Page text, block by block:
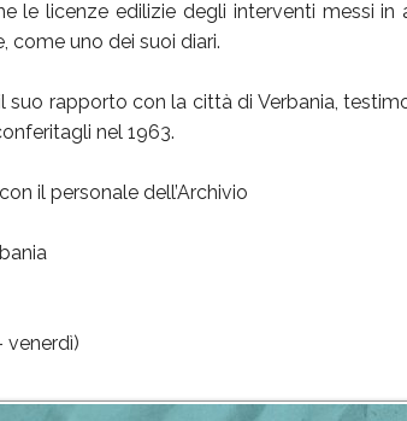
le licenze edilizie degli interventi messi
come uno dei suoi diari.
suo rapporto con la città di Verbania,
nel 1963.
il personale dell’Archivio
venerdì)